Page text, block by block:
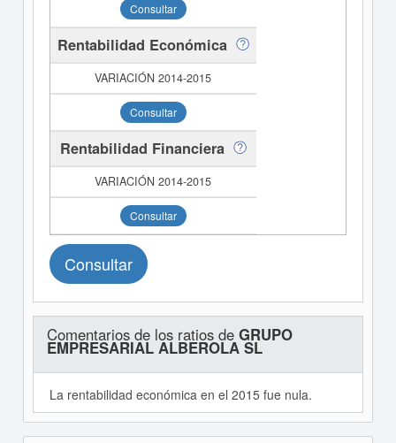
Consultar
Rentabilidad Económica
Consultar
Rentabilidad Financiera
Consultar
Consultar
Comentarios de los ratios de GRUPO
EMPRESARIAL ALBEROLA SL
La rentabilidad económica en el 2015 fue nula.